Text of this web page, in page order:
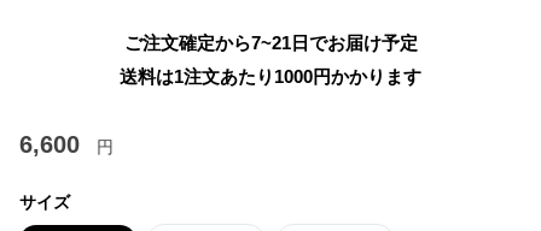
ご注文確定から7~21日でお届け予定
送料は1注文あたり 1000円かかります
6,600 円
サイズ